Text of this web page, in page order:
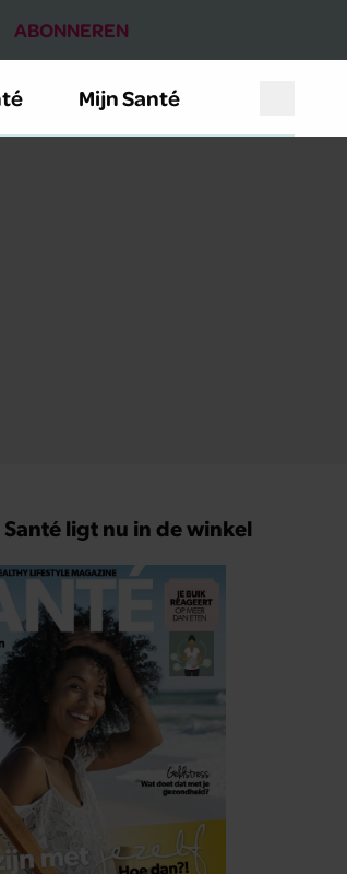
ABONNEREN
Mijn Santé
ligt nu in de winkel